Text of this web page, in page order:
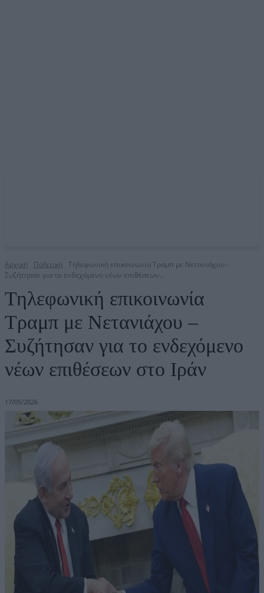
Αρχική Πολιτική
Τηλεφωνική επικοινωνία Τραμπ με Νετανιάχου -
Συζήτησαν για το ενδεχόμενο νέων επιθέσεων...
Τηλεφωνική επικοινωνία
Τραμπ με Νετανιάχου –
Συζήτησαν για το ενδεχόμενο
νέων επιθέσεων στο Ιράν
17/05/2026